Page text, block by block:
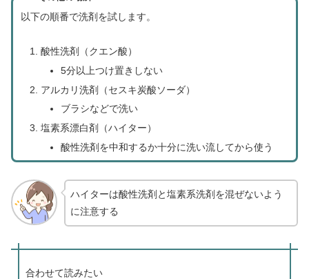
以下の順番で洗剤を試します。
酸性洗剤（クエン酸）
5分以上つけ置きしない
アルカリ洗剤（セスキ炭酸ソーダ）
ブラシなどで洗い
塩素系漂白剤（ハイター）
酸性洗剤を中和するか十分に洗い流してから使う
ハイターは酸性洗剤と塩素系洗剤を混ぜないよう
に注意する
合わせて読みたい